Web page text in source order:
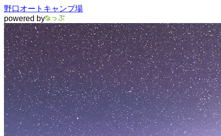
野口オートキャンプ場
powered by